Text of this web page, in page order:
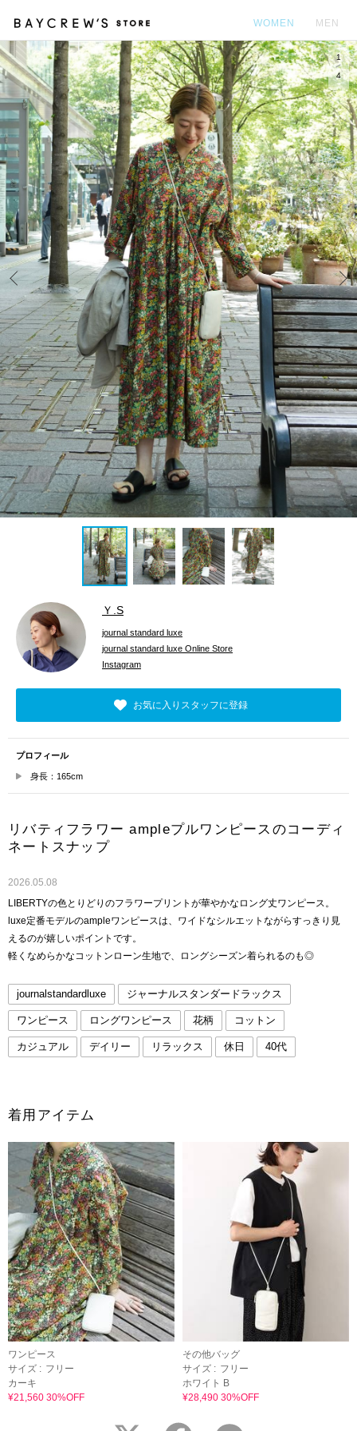
WOMEN MEN
Prev
1
4
Ｙ.S
journal standard luxe
journal standard luxe Online Store
Instagram
お気に入りスタッフに登録
プロフィール
身長：165cm
リバティフラワー ampleプルワンピースのコーディ
ネートスナップ
2026.05.08
LIBERTYの色とりどりのフラワープリントが華やかなロング丈ワンピース。
luxe定番モデルのampleワンピースは、ワイドなシルエットながらすっきり見
えるのが嬉しいポイントです。
軽くなめらかなコットンローン生地で、ロングシーズン着られるのも◎
journalstandardluxe ジャーナルスタンダードラックス
ワンピース ロングワンピース 花柄 コットン
カジュアル デイリー リラックス 休日 40代
着用アイテム
ワンピース
サイズ : フリー
カーキ
¥21,560 30%OFF
その他バッグ
サイズ : フリー
ホワイト B
¥28,490 30%OFF